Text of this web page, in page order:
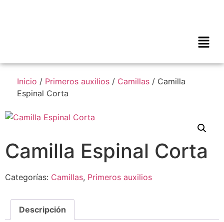
Inicio / Primeros auxilios / Camillas / Camilla
Espinal Corta
Camilla Espinal Corta
Categorías: Camillas, Primeros auxilios
Descripción